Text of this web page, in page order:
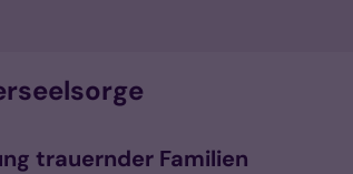
trauernder Familien